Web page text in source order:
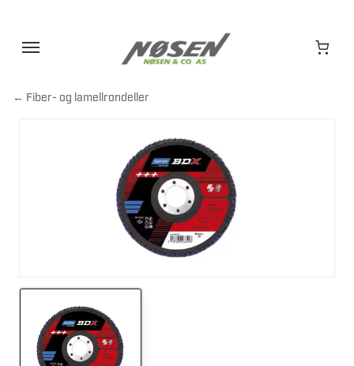
← Fiber- og lamellrondeller